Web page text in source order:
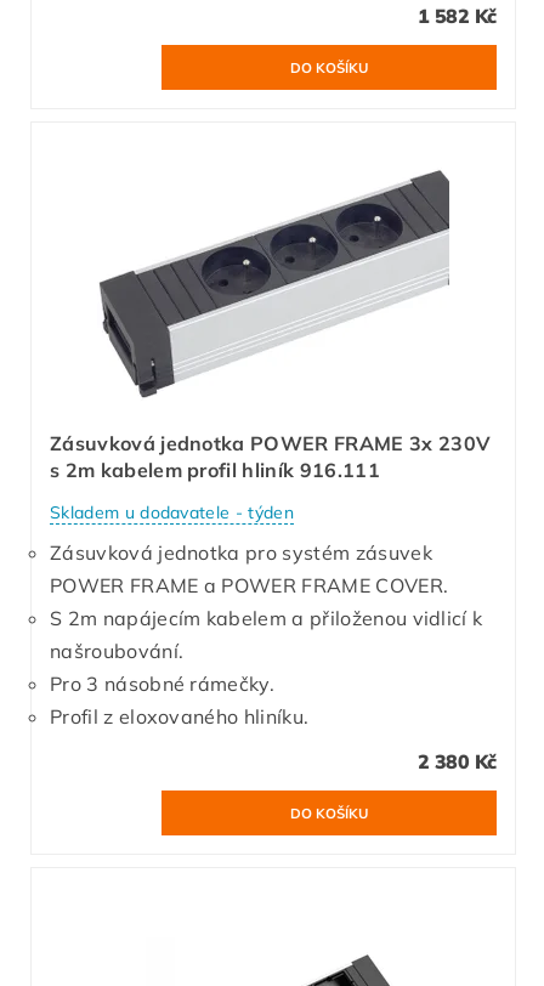
1 582 Kč
Zásuvková jednotka POWER FRAME 3x 230V
s 2m kabelem profil hliník 916.111
Skladem u dodavatele - týden
Zásuvková jednotka pro systém zásuvek
POWER FRAME a POWER FRAME COVER.
S 2m napájecím kabelem a přiloženou vidlicí k
našroubování.
Pro 3 násobné rámečky.
Profil z eloxovaného hliníku.
2 380 Kč